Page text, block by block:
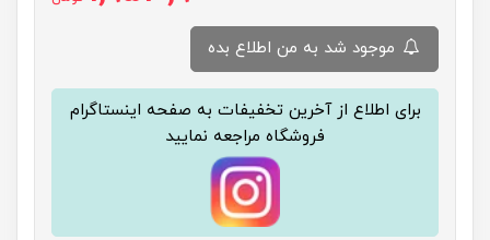
برای اطلاع از آخرین تخفیفات به صفحه اینستاگرام
فروشگاه مراجعه نمایید